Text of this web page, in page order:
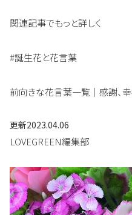
関連記事でもっと詳しく
#誕生花と花言葉
前向きな花言葉一覧｜感謝、
更新2023.04.06
LOVEGREEN編集部